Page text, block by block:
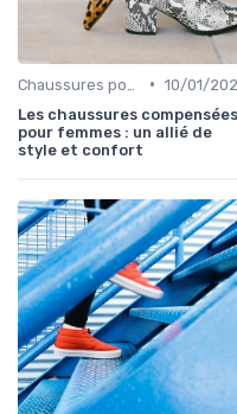
• 10/01/
Les chaussures compensées
pour femmes : un allié de
style et confort